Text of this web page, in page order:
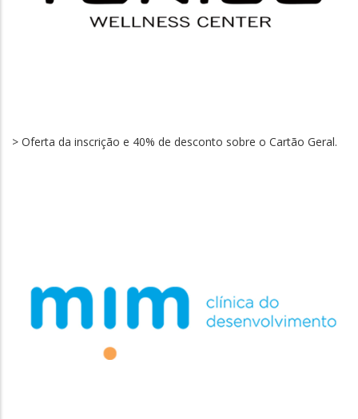
> Oferta da inscrição e 40% de desconto sobre o Cartão Geral.